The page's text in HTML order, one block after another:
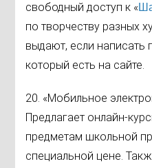
свободный доступ к «
по творчеству разных
выдают, если написать
который есть на сайте.
20. «Мобильное
Предлагает онлайн-
предметам школьной
специальной цене.